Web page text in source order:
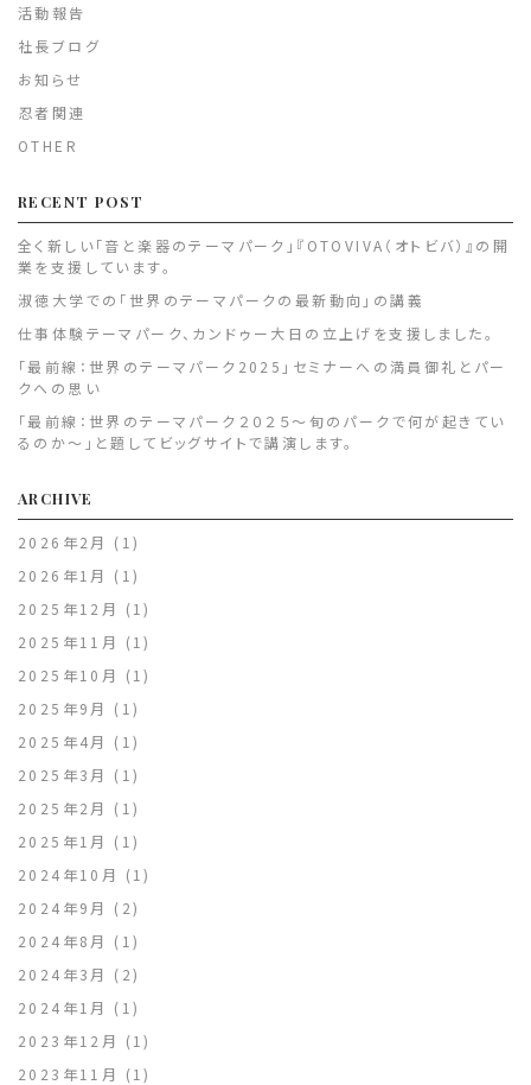
活動報告
社長ブログ
お知らせ
忍者関連
OTHER
RECENT POST
全く新しい「音と楽器のテーマパーク」『OTOVIVA（オトビバ）』の開
業を支援しています。
淑徳大学での「世界のテーマパークの最新動向」の講義
仕事体験テーマパーク、カンドゥー大日の立上げを支援しました。
「最前線：世界のテーマパーク2025」セミナーへの満員御礼とパー
クへの思い
「最前線：世界のテーマパーク２０２５～旬のパークで何が起きてい
るのか～」と題してビッグサイトで講演します。
ARCHIVE
2026年2月
(1)
2026年1月
(1)
2025年12月
(1)
2025年11月
(1)
2025年10月
(1)
2025年9月
(1)
2025年4月
(1)
2025年3月
(1)
2025年2月
(1)
2025年1月
(1)
2024年10月
(1)
2024年9月
(2)
2024年8月
(1)
2024年3月
(2)
2024年1月
(1)
2023年12月
(1)
2023年11月
(1)